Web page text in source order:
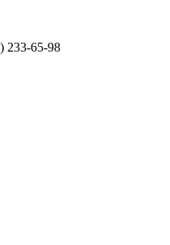
233-65-98